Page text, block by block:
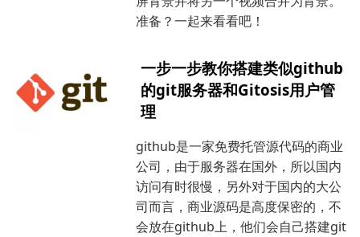
准备？一起来看看吧！
一步一步教你搭建类似github
的git服务器和Gitosis用户管
理
github是一家免费托管源代码的商业
公司，由于服务器在国外，所以国内
访问有时很慢，另外对于国内的大公
司而言，商业源码是高度保密的，不
会放在github上，他们会自己搭建git